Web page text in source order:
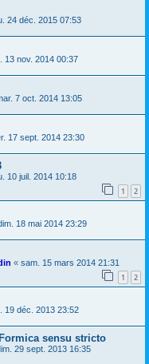
24 déc. 2015 07:53
13 nov. 2014 00:37
7 oct. 2014 13:05
17 sept. 2014 23:30
10 juil. 2014 10:18
1 2
18 mai 2014 23:29
« sam. 15 mars 2014 21:31
1 2
19 déc. 2013 23:52
sensu stricto
29 sept. 2013 16:35